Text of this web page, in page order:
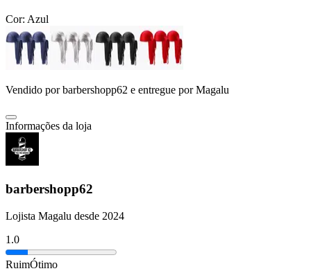
Cor: Azul
Vendido porbarbershopp62 e entregue por Magalu
Informações da loja
barbershopp62
Lojista Magalu desde 2024
1.0
RuimÓtimo